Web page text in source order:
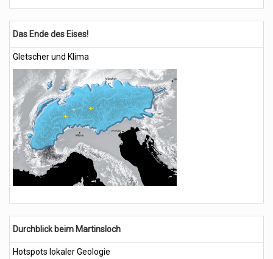
Das Ende des Eises!
Gletscher und Klima
Durchblick beim Martinsloch
Hotspots lokaler Geologie